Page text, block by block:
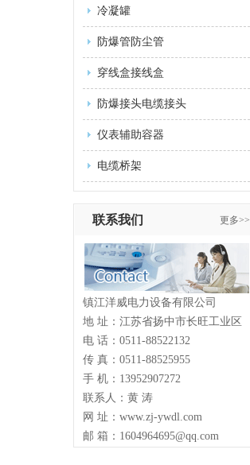
冷凝罐
防爆管防尘管
穿线盒接线盒
防爆接头电缆接头
仪表辅助容器
电缆桥架
联系我们 更多>>
镇江洋威电力设备有限公司
地 址：江苏省扬中市长旺工业区
电 话：0511-88522132
传 真：0511-88525955
手 机：13952907272
联系人：黄 涛
网 址：www.zj-ywdl.com
邮 箱：1604964695@qq.com